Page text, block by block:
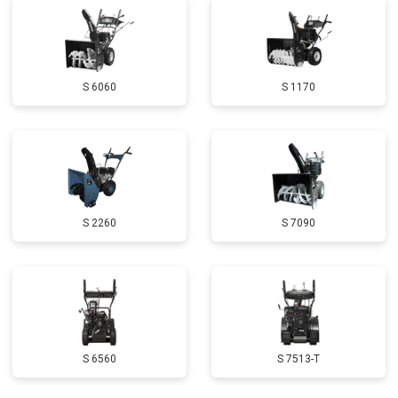
Замена маховика Заказать
Замена шины на колесном диске от 2000 ₽ Заказать
Ремонт электропроводки Заказать
Полное ТО от 4900 ₽ Заказать
Ремонт привода от 3250 ₽
Замена свечей зажигания от 1820 ₽
Демонтаж-монтаж двигателя от 6400 ₽ Заказать
Ремонт сцепления от 3800 ₽ Заказать
S 6060 S 1170
S 2260 S 7090
S 6560 S 7513-T